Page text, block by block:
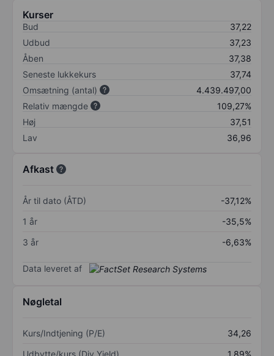
Kurser
Bud
37,22
Udbud
37,23
Åben
37,38
Seneste lukkekurs
37,74
Omsætning (antal)
4.439.497,00
Relativ mængde
109,27%
Høj
37,51
Lav
36,96
Afkast
År til dato (ÅTD)
-37,12%
1 år
-35,5%
3 år
-6,63%
Data leveret af
Nøgletal
Kurs/Indtjening (P/E)
34,26